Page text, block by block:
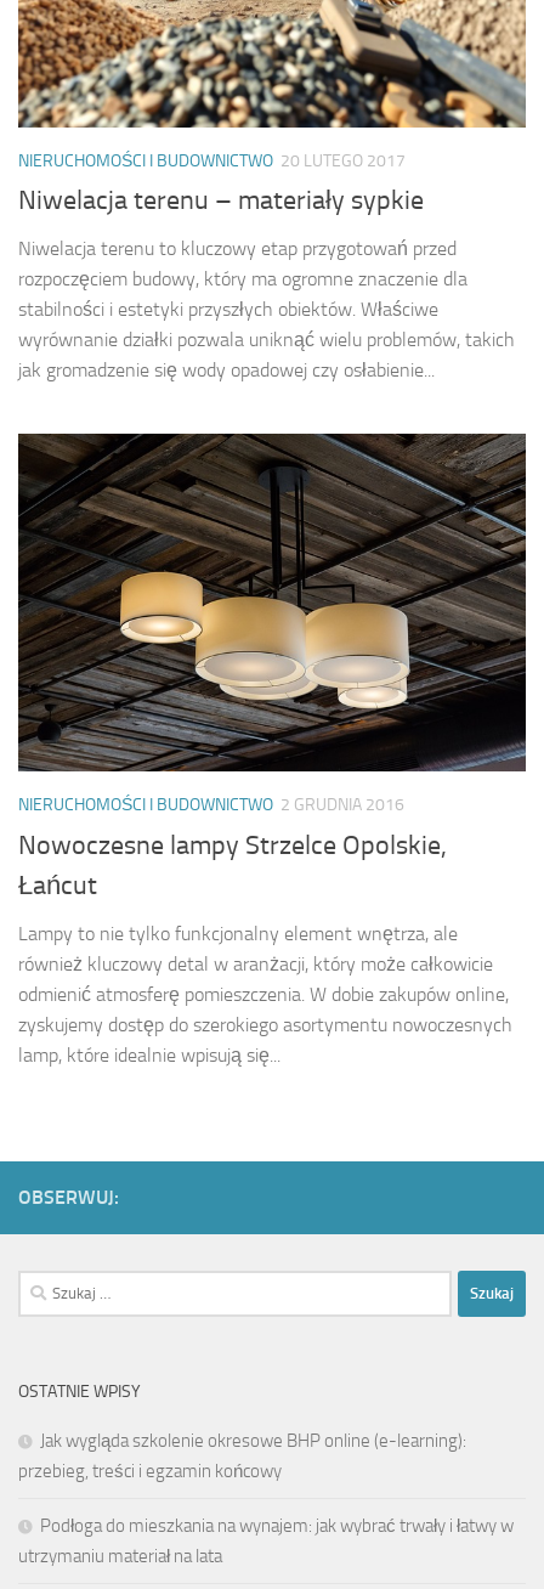
NIERUCHOMOŚCI I BUDOWNICTWO 20 LUTEGO 2017
Niwelacja terenu – materiały sypkie
Niwelacja terenu to kluczowy etap przygotowań przed
rozpoczęciem budowy, który ma ogromne znaczenie dla
stabilności i estetyki przyszłych obiektów. Właściwe
wyrównanie działki pozwala uniknąć wielu problemów, takich
jak gromadzenie się wody opadowej czy osłabienie...
NIERUCHOMOŚCI I BUDOWNICTWO 2 GRUDNIA 2016
Nowoczesne lampy Strzelce Opolskie,
Łańcut
Lampy to nie tylko funkcjonalny element wnętrza, ale
również kluczowy detal w aranżacji, który może całkowicie
odmienić atmosferę pomieszczenia. W dobie zakupów online,
zyskujemy dostęp do szerokiego asortymentu nowoczesnych
lamp, które idealnie wpisują się...
OBSERWUJ:
Szukaj:
OSTATNIE WPISY
Jak wygląda szkolenie okresowe BHP online (e-learning):
przebieg, treści i egzamin końcowy
Podłoga do mieszkania na wynajem: jak wybrać trwały i łatwy w
utrzymaniu materiał na lata